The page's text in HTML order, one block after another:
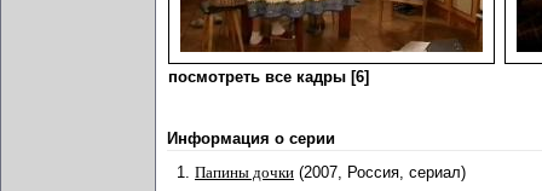
посмотреть все кадры [6]
Информация о серии
1. Папины дочки (2007, Россия, сериал)